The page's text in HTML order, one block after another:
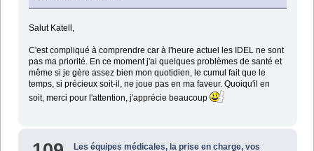
Salut Katell,
C'est compliqué à comprendre car à l'heure actuel les IDEL ne sont
pas ma priorité. En ce moment j'ai quelques problèmes de santé et
même si je gère assez bien mon quotidien, le cumul fait que le
temps, si précieux soit-il, ne joue pas en ma faveur. Quoiqu'il en
soit, merci pour l'attention, j'apprécie beaucoup
Les équipes médicales, la prise en charge, vos